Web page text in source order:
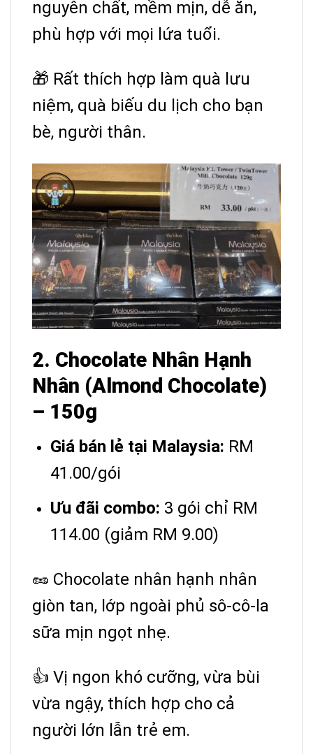
nguyên chất, mềm mịn, dễ ăn,
phù hợp với mọi lứa tuổi.
🎁 Rất thích hợp làm quà lưu
niệm, quà biếu du lịch cho bạn
bè, người thân.
2. Chocolate Nhân Hạnh
Nhân (Almond Chocolate)
– 150g
Giá bán lẻ tại Malaysia: RM
41.00/gói
Ưu đãi combo: 3 gói chỉ RM
114.00 (giảm RM 9.00)
🥜 Chocolate nhân hạnh nhân
giòn tan, lớp ngoài phủ sô-cô-la
sữa mịn ngọt nhẹ.
👍 Vị ngon khó cưỡng, vừa bùi
vừa ngậy, thích hợp cho cả
người lớn lẫn trẻ em.